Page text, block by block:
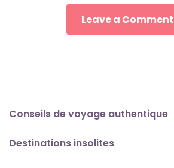
Leave a Comment
Conseils de voyage authentique
Destinations insolites